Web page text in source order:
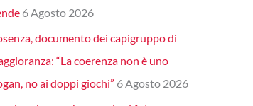
6 Agosto 2026
documento dei capigruppo di
“La coerenza non è uno
no ai doppi giochi” 6 Agosto 2026